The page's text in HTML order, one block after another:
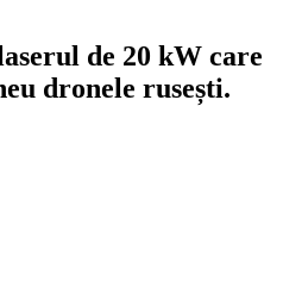
de 20 kW care
dronele rusești.